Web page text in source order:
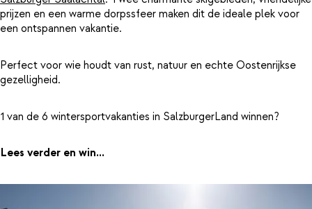
prijzen en een warme dorpssfeer maken dit de ideale plek voor
een ontspannen vakantie.
Perfect voor wie houdt van rust, natuur en echte Oostenrijkse
gezelligheid.
1 van de 6 wintersportvakanties in SalzburgerLand winnen?
Lees verder en win...